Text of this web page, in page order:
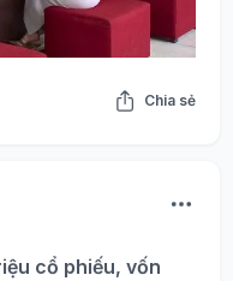
Chia sẻ
cổ phiếu, vốn